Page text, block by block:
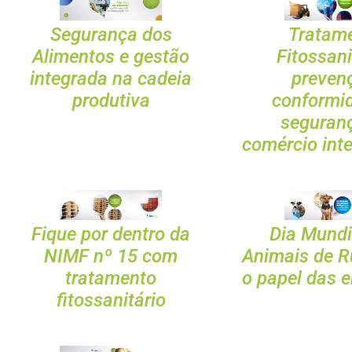
Segurança dos
Alimentos e gestão
integrada na cadeia
produtiva
comércio
Fique por dentro da
NIMF nº 15 com
tratamento
fitossanitário
Dia
Animais de
o papel das